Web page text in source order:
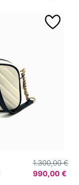
1.300,00 €
990,00 €